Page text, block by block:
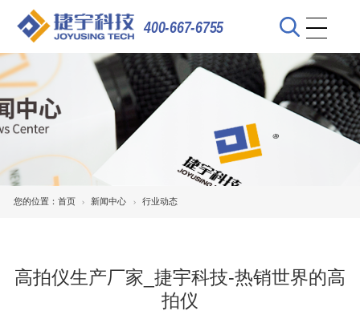
400-667-6755
您的位置： 首页 新闻中心 行业动态
高拍仪生产厂家_捷宇科技-热销世界的高
拍仪